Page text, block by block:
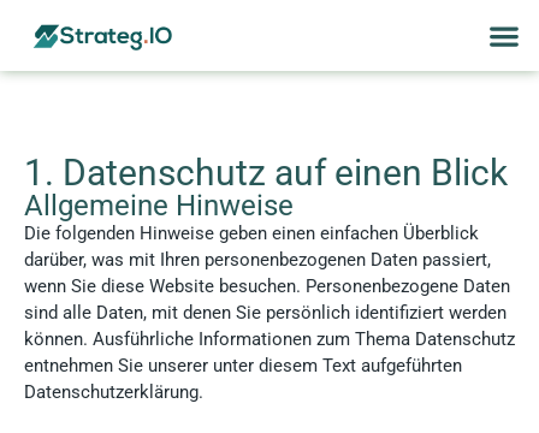
1. Datenschutz auf einen Blick
Allgemeine Hinweise
Die folgenden Hinweise geben einen einfachen Überblick
darüber, was mit Ihren personenbezogenen Daten passiert,
wenn Sie diese Website besuchen. Personenbezogene Daten
sind alle Daten, mit denen Sie persönlich identifiziert werden
können. Ausführliche Informationen zum Thema Datenschutz
entnehmen Sie unserer unter diesem Text aufgeführten
Datenschutzerklärung.